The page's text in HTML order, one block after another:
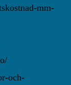
mm-
och-